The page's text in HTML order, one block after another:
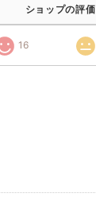
ショップの評価
16